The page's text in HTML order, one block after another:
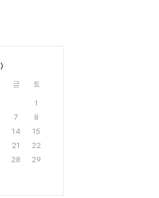
금 토
1
7
8
14
15
21
22
28
29